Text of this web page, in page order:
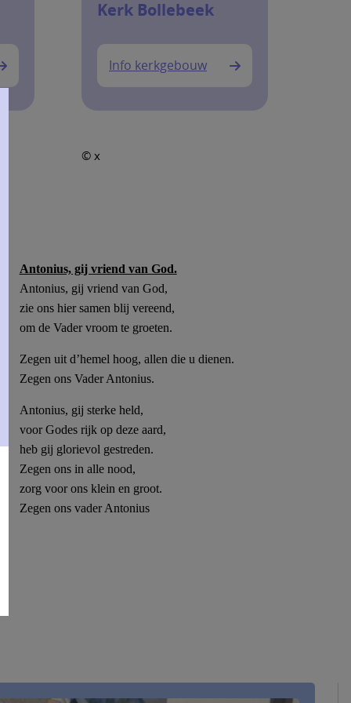
Kerk Bollebeek
Info kerkgebouw
© x
Antonius, gij vriend van God.
Antonius, gij vriend van God,
zie ons hier samen blij vereend,
om de Vader vroom te groeten.
Zegen uit d’hemel hoog, allen die u dienen.
Zegen ons Vader Antonius.
Antonius, gij sterke held,
voor Godes rijk op deze aard,
heb gij glorievol gestreden.
Zegen ons in alle nood,
zorg voor ons klein en groot.
Zegen ons vader Antonius